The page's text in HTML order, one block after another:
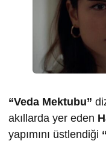
“Veda Mektubu”
akıllarda yer eden
yapımını üstlendiği